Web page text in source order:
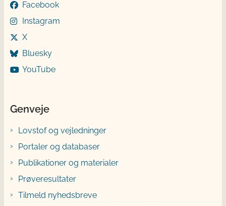
Facebook
Instagram
X
Bluesky
YouTube
Genveje
Lovstof og vejledninger
Portaler og databaser
Publikationer og materialer
Prøveresultater
Tilmeld nyhedsbreve